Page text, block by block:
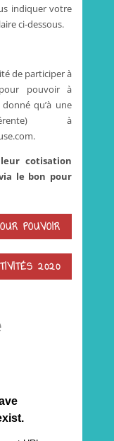
indiquer votre
ci-dessous.
de participer à
pouvoir à
qu’à une
à
cotisation
le bon pour
POUVOIR
2020